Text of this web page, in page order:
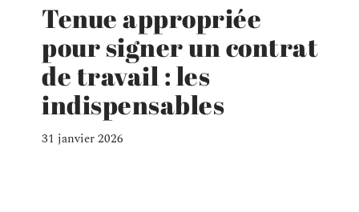
Tenue appropriée
pour signer un contrat
de travail : les
indispensables
31 janvier 2026